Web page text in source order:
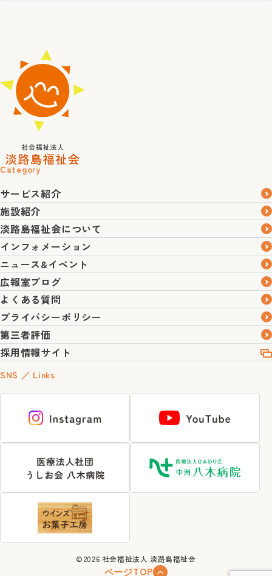
Category
サービス紹介
施設紹介
淡路島福祉会について
インフォメーション
ニュース&イベント
広報室ブログ
よくある質問
プライバシーポリシー
第三者評価
採用情報サイト
SNS ／ Links
©2026 社会福祉法人 淡路島福祉会
ページTOP